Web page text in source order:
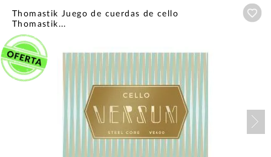
Thomastik Juego de cuerdas de cello
Thomastik...